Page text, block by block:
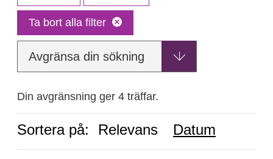
Ta bort alla filter
Avgränsa din sökning
Din avgränsning ger 4 träffar.
Sortera på: Relevans Datum